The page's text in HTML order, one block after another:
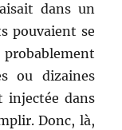
dans un
pouvaient se
ou dizaines
injectée dans
Donc, là,